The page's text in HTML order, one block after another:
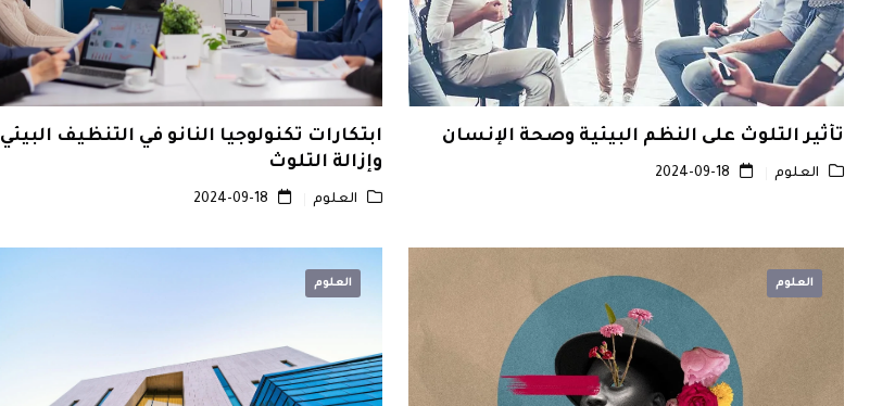
تأثير التلوث على النظم البيئية وصحة الإنسان
العلوم
ابتكارات تكنولوجيا النانو في التنظيف البيئي
وإزالة التلوث
العلوم
العلوم العلوم